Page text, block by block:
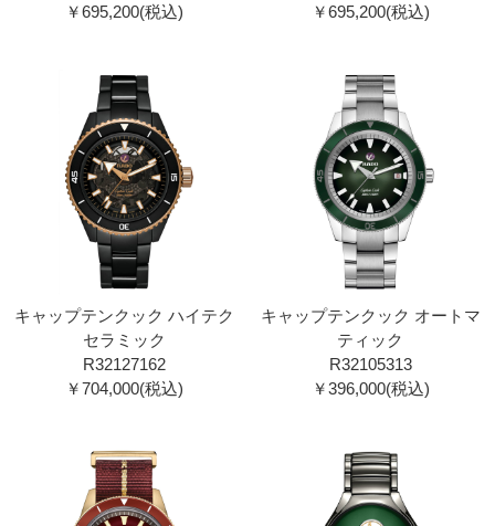
￥695,200(税込)
￥695,200(税込)
キャップテンクック ハイテク
セラミック
R32127162
￥704,000(税込)
キャップテンクック オートマ
ティック
R32105313
￥396,000(税込)